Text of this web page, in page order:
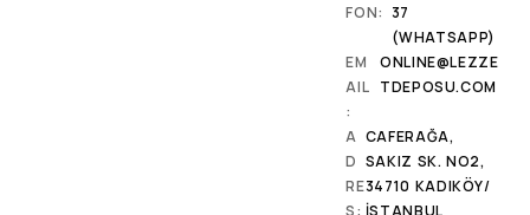
FON: 37
(WHATSAPP)
EM
AIL
:
ONLINE@LEZZE
TDEPOSU.COM
A
D
RE
CAFERAĞA,
SAKIZ SK. NO2,
34710 KADIKÖY/